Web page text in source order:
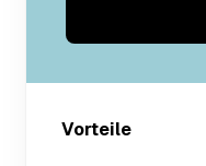
Vorteile